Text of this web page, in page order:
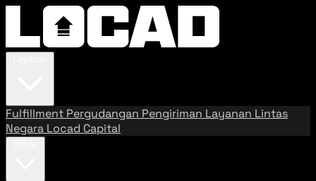
Fulfillment Pergudangan Pengiriman Layanan Lintas
Negara Locad Capital